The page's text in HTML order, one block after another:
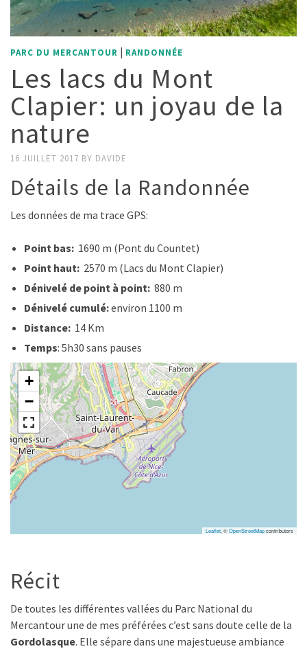
PARC DU MERCANTOUR | RANDONNÉE
Les lacs du Mont
Clapier: un joyau de la
nature
16 JUILLET 2017 BY DAVIDE
Détails de la Randonnée
Les données de ma trace GPS:
Point bas: 1690 m (Pont du Countet)
Point haut: 2570 m (Lacs du Mont Clapier)
Dénivelé de point à point: 880 m
Dénivelé cumulé:environ 1100 m
Distance: 14 Km
Temps: 5h30 sans pauses
+
−
Leaflet , ©OpenStreetMapcontributors
Récit
De toutes les différentes vallées du Parc National du
Mercantour une de mes préférées c’est sans doute celle de la
Gordolasque. Elle sépare dans une majestueuse ambiance